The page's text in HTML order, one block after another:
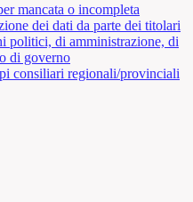
mancata o incompleta
dei dati da parte dei titolari
politici, di amministrazione, di
di governo
consiliari regionali/provinciali